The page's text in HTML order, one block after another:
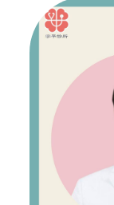
數學課本自
之三吧。
這樣做，我
大就是